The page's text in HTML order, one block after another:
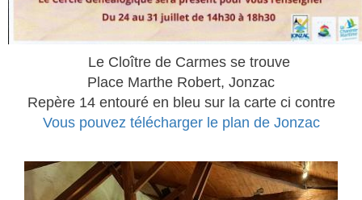
Le Cloître de Carmes se trouve
Place Marthe Robert, Jonzac
Repère 14 entouré en bleu sur la carte ci contre
Vous pouvez télécharger le plan de Jonzac